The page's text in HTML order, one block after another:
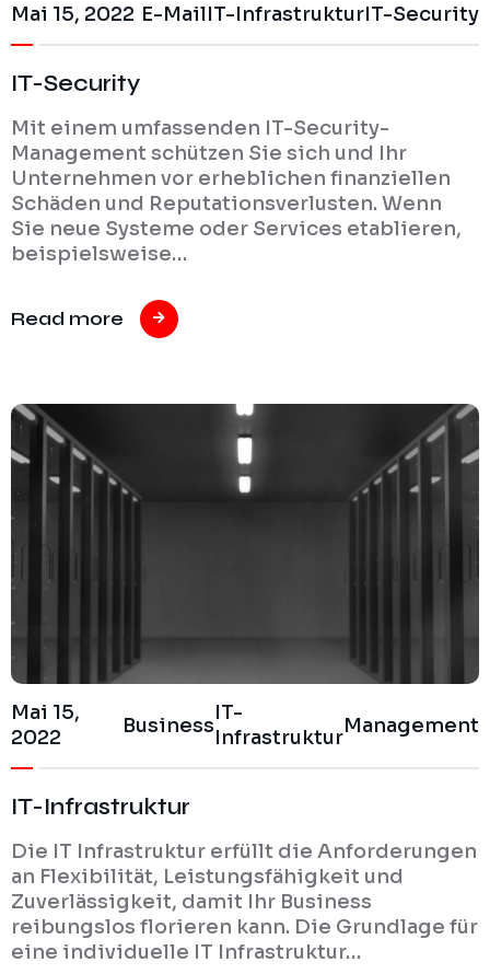
Mai 15, 2022 E-MailIT-InfrastrukturIT-Security
IT-Security
Mit einem umfassenden IT-Security-
Management schützen Sie sich und Ihr
Unternehmen vor erheblichen finanziellen
Schäden und Reputationsverlusten. Wenn
Sie neue Systeme oder Services etablieren,
beispielsweise…
Read more
Mai 15,
2022
Business
IT-
Infrastruktur
Management
IT-Infrastruktur
Die IT Infrastruktur erfüllt die Anforderungen
an Flexibilität, Leistungsfähigkeit und
Zuverlässigkeit, damit Ihr Business
reibungslos florieren kann. Die Grundlage für
eine individuelle IT Infrastruktur…